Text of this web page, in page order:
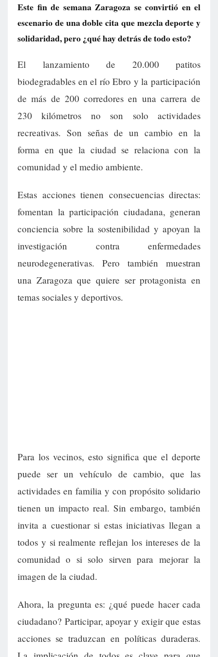
Este fin de semana Zaragoza se convirtió en el
escenario de una doble cita que mezcla deporte y
solidaridad, pero ¿qué hay detrás de todo esto?
El lanzamiento de 20.000 patitos
biodegradables en el río Ebro y la participación
de más de 200 corredores en una carrera de
230 kilómetros no son solo actividades
recreativas. Son señas de un cambio en la
forma en que la ciudad se relaciona con la
comunidad y el medio ambiente.
Estas acciones tienen consecuencias directas:
fomentan la participación ciudadana, generan
conciencia sobre la sostenibilidad y apoyan la
investigación contra enfermedades
neurodegenerativas. Pero también muestran
una Zaragoza que quiere ser protagonista en
temas sociales y deportivos.
Para los vecinos, esto significa que el deporte
puede ser un vehículo de cambio, que las
actividades en familia y con propósito solidario
tienen un impacto real. Sin embargo, también
invita a cuestionar si estas iniciativas llegan a
todos y si realmente reflejan los intereses de la
comunidad o si solo sirven para mejorar la
imagen de la ciudad.
Ahora, la pregunta es: ¿qué puede hacer cada
ciudadano? Participar, apoyar y exigir que estas
acciones se traduzcan en políticas duraderas.